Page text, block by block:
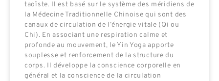
taoïste. Il est basé sur le système des méridiens de
la Médecine Traditionnelle Chinoise qui sont des
canaux de circulation de l’énergie vitale (Qi ou
Chi). En associant une respiration calme et
profonde au mouvement, le Yin Yoga apporte
souplesse et renforcement de la structure du
corps. Il développe la conscience corporelle en
général et la conscience de la circulation